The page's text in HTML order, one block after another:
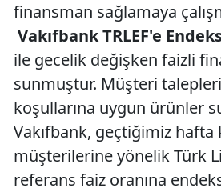
finansman sağlamaya
Vakıfbank TRLEF'e
ile gecelik değişken faizli
sunmuştur. Müşteri
koşullarına uygun ürünler
Vakıfbank, geçtiğimiz
müşterilerine yönelik Türk
referans faiz oranına